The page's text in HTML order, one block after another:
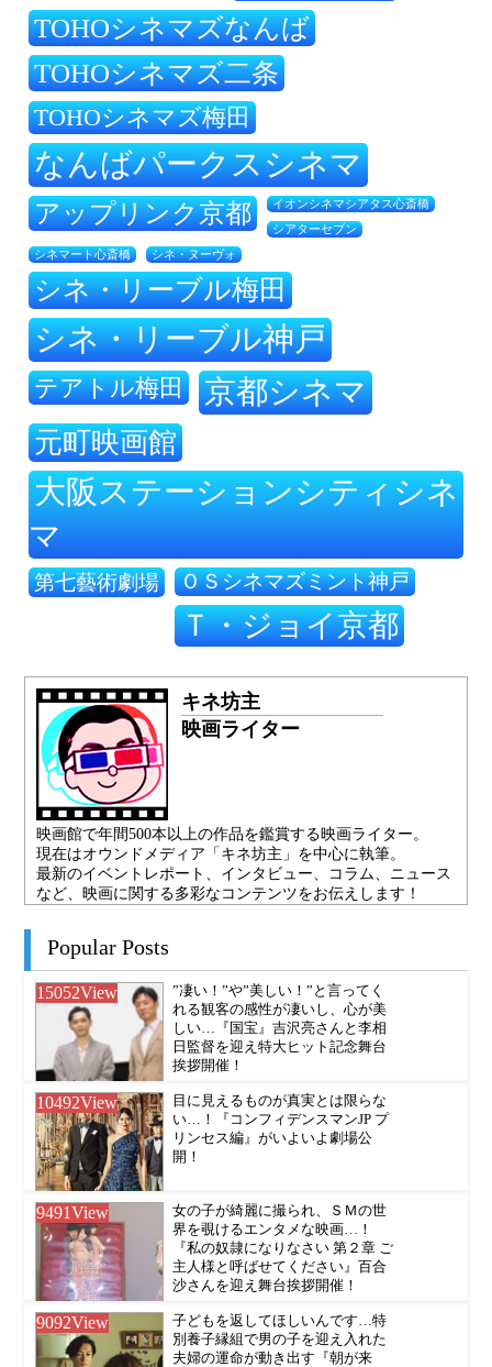
TOHOシネマズなんば
TOHOシネマズ二条
TOHOシネマズ梅田
なんばパークスシネマ
アップリンク京都 イオンシネマシアタス心斎橋
シアターセブン
シネマート心斎橋 シネ・ヌーヴォ
シネ・リーブル梅田
シネ・リーブル神戸
テアトル梅田 京都シネマ
元町映画館
大阪ステーションシティシネ
マ
第七藝術劇場 ＯＳシネマズミント神戸
Ｔ・ジョイ京都
キネ坊主
映画ライター
映画館で年間500本以上の作品を鑑賞する映画ライター。
現在はオウンドメディア「キネ坊主」を中心に執筆。
最新のイベントレポート、インタビュー、コラム、ニュース
など、映画に関する多彩なコンテンツをお伝えします！
Popular Posts
15052View
”凄い！”や”美しい！”と言ってく
れる観客の感性が凄いし、心が美
しい…『国宝』吉沢亮さんと李相
日監督を迎え特大ヒット記念舞台
挨拶開催！
10492View
目に見えるものが真実とは限らな
い…！『コンフィデンスマンJP プ
リンセス編』がいよいよ劇場公
開！
9491View
女の子が綺麗に撮られ、ＳＭの世
界を覗けるエンタメな映画…！
『私の奴隷になりなさい 第２章 ご
主人様と呼ばせてください』百合
沙さんを迎え舞台挨拶開催！
9092View
子どもを返してほしいんです…特
別養子縁組で男の子を迎え入れた
夫婦の運命が動き出す『朝が来